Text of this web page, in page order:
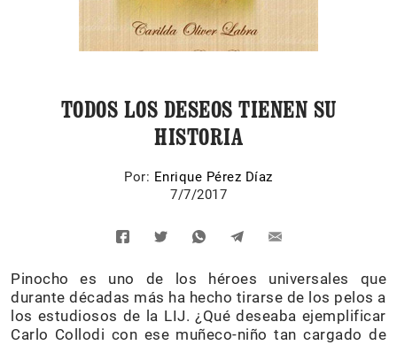
TODOS LOS DESEOS TIENEN SU
HISTORIA
Por: Enrique Pérez Díaz
7/7/2017
Pinocho es uno de los héroes universales que
durante décadas más ha hecho tirarse de los pelos a
los estudiosos de la LIJ. ¿Qué deseaba ejemplificar
Carlo Collodi con ese muñeco-niño tan cargado de